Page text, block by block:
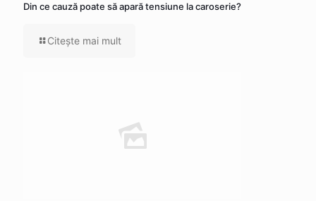
Din ce cauză poate să apară tensiune la caroserie?
Citeşte mai mult